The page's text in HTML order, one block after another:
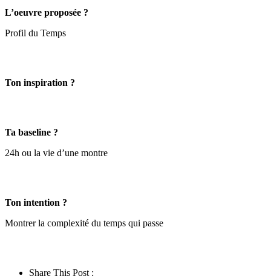
L’oeuvre proposée ?
Profil du Temps
Ton inspiration ?
Ta baseline ?
24h ou la vie d’une montre
Ton intention ?
Montrer la complexité du temps qui passe
Share This Post :